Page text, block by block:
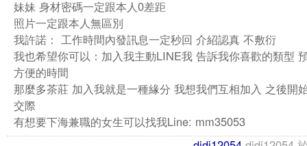
妹妹 身材密碼一定跟本人0差距
照片一定跟本人無區別
我許諾： 工作時間內發訊息一定秒回 介紹認真 不敷衍
我也希望你可以：加入我主動LINE我 告訴我你喜歡的類型
方便的時間
那麼多茶莊 加入我就是一種緣分 我想我們互相加入 之後開
交際
有想要下海兼職的女生可以找我Line: mm35053